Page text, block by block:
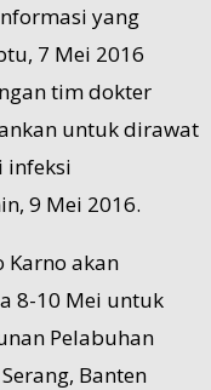
yang
7 Mei 2016
tim dokter
untuk dirawat
infeksi
9 Mei 2016.
Karno akan
8-10 Mei untuk
Pelabuhan
Banten